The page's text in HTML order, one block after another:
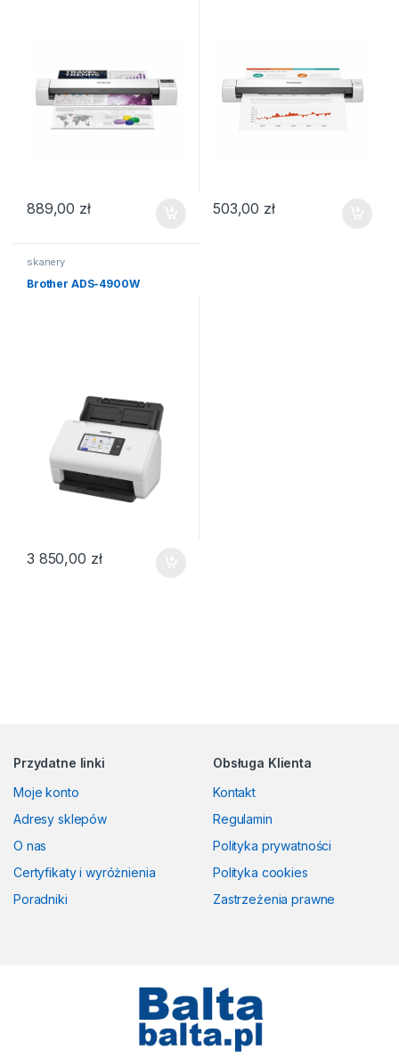
889,00 zł 503,00 zł
skanery
Brother ADS-4900W
3 850,00 zł
Przydatne linki
Moje konto
Adresy sklepów
O nas
Certyfikaty i wyróżnienia
Poradniki
Obsługa Klienta
Kontakt
Regulamin
Polityka prywatności
Polityka cookies
Zastrzeżenia prawne